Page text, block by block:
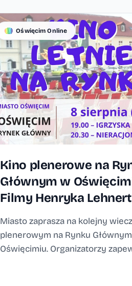
Oświęcim Online
Kino plenerowe na
Głównym w
Filmy Henryka
w przerwie seansów
Miasto zaprasza na kolejny
plenerowym na Rynku
Oświęcimiu. Organizatorzy